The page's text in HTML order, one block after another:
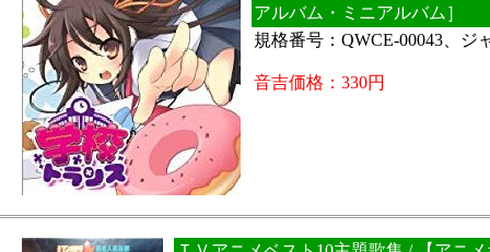
アルバム・ミニアルバム］
規格番号：QWCE-00043、ジ
音吉価格：330円